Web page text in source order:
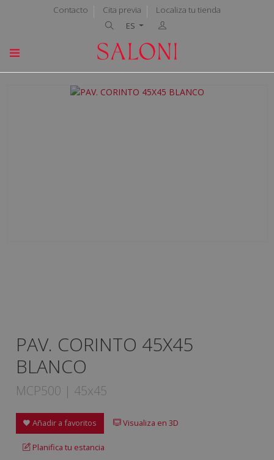
Contacto Cita previa
Localiza tu tienda
ES
PAV. CORINTO 45X45
BLANCO
MCP500 | 45x45
Añadir a favoritos Visualiza en 3D
Planifica tu estancia